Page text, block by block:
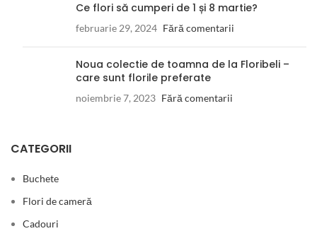
Ce flori să cumperi de 1 și 8 martie?
februarie 29, 2024 Fără comentarii
Noua colectie de toamna de la Floribeli –
care sunt florile preferate
noiembrie 7, 2023 Fără comentarii
CATEGORII
Buchete
Flori de cameră
Cadouri